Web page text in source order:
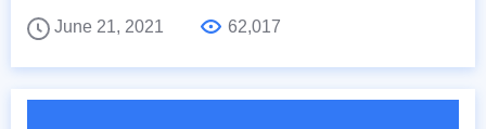
June 21, 2021
62,017